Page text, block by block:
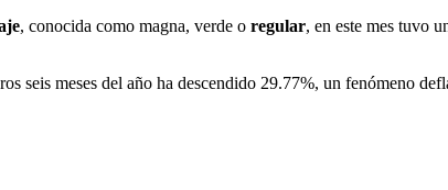
, conocida como magna, verde o regular, en este mes tuvo
seis meses del año ha descendido 29.77%, un fenómeno